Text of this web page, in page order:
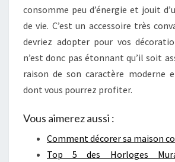
consomme peu d’énergie et jouit
de vie. C’est un accessoire très
devriez adopter pour vos
n’est donc pas étonnant qu’il soit
raison de son caractère moderne
dont vous pourrez profiter.
Vous aimerez aussi :
Comment décorer sa maison
Top 5 des Horloges